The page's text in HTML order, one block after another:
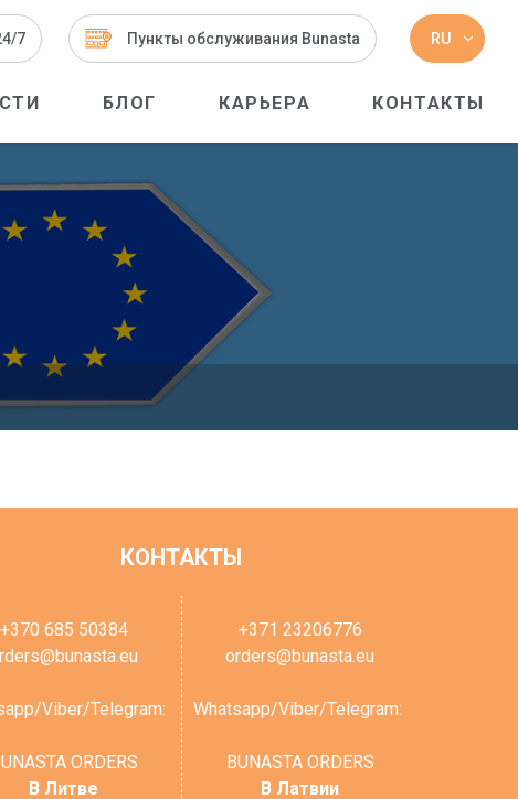
7 Пункты обслуживания Bunasta RU
БЛОГ КАРЬЕРА КОНТАКТЫ
КОНТАКТЫ
+370 685 50384
Viber/Telegram:
ORDERS
В Литве
+371 23206776
orders@bunasta.eu
Whatsapp/Viber/Telegram:
BUNASTA ORDERS
В Латвии